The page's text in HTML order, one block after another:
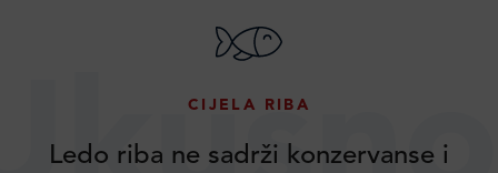
CIJELA RIBA
Ledo riba ne sadrži konzervanse i